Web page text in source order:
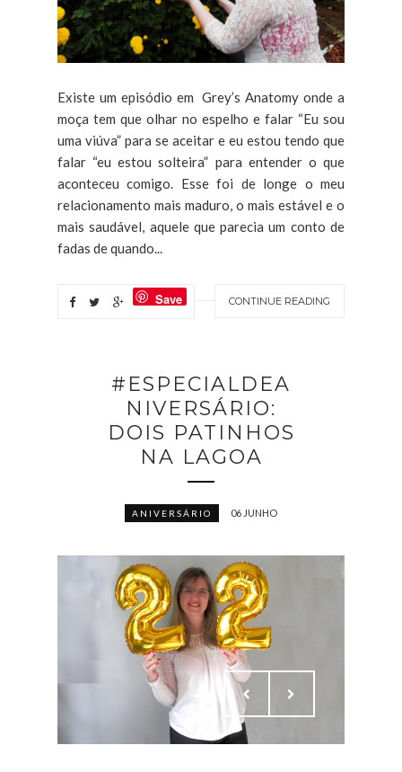
Existe um episódio em Grey’s Anatomy onde a
moça tem que olhar no espelho e falar “Eu sou
uma viúva” para se aceitar e eu estou tendo que
falar “eu estou solteira” para entender o que
aconteceu comigo. Esse foi de longe o meu
relacionamento mais maduro, o mais estável e o
mais saudável, aquele que parecia um conto de
fadas de quando...
CONTINUE READING
Save
#ESPECIALDEA
NIVERSÁRIO:
DOIS PATINHOS
NA LAGOA
ANIVERSÁRIO 06 JUNHO